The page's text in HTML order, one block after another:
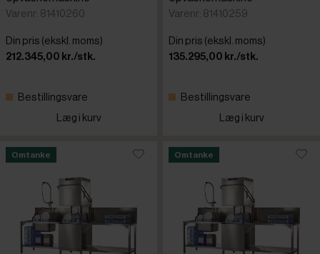
Varenr: 81410260
Din pris (ekskl. moms)
212.345,00 kr./stk.
Bestillingsvare
Læg i kurv
Varenr: 81410259
Din pris (ekskl. moms)
135.295,00 kr./stk.
Bestillingsvare
Læg i kurv
Omtanke Omtanke